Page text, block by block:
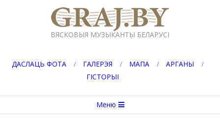
GRAJ.BY
ВЯСКОВЫЯ МУЗЫКАНТЫ БЕЛАРУСІ
ДАСЛАЦЬ ФОТА ГАЛЕРЭЯ МАПА
АРГАНЫ
ГІСТОРЫІ
меню
Меню